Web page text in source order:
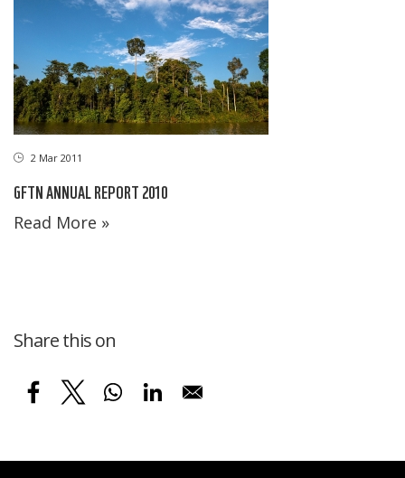
2 Mar 2011
GFTN ANNUAL REPORT 2010
Read More »
Share this on